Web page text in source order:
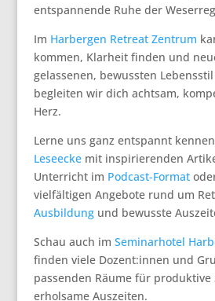
entspannende Ruhe der
Im Harbergen Retreat Zentrum
kommen, Klarheit finden und
gelassenen, bewussten
begleiten wir dich achtsam,
Herz.
Lerne uns ganz entspannt
Leseeckemit inspirierenden
Unterricht im Podcast-Format
vielfältigen Angebote rund um
Ausbildungund bewusste
Schau auch im Seminarhotel
finden viele Dozent:innen und
passenden Räume für produktive
erholsame Auszeiten.